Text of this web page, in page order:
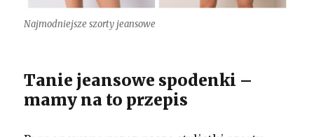
Najmodniejsze szorty jeansowe
Tanie jeansowe spodenki –
mamy na to przepis